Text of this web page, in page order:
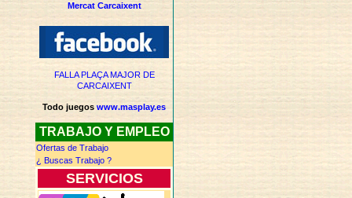
Mercat Carcaixent
FALLA PLAÇA MAJOR DE
CARCAIXENT
Todo juegos www.masplay.es
TRABAJO Y EMPLEO
Ofertas de Trabajo
¿ Buscas Trabajo ?
SERVICIOS